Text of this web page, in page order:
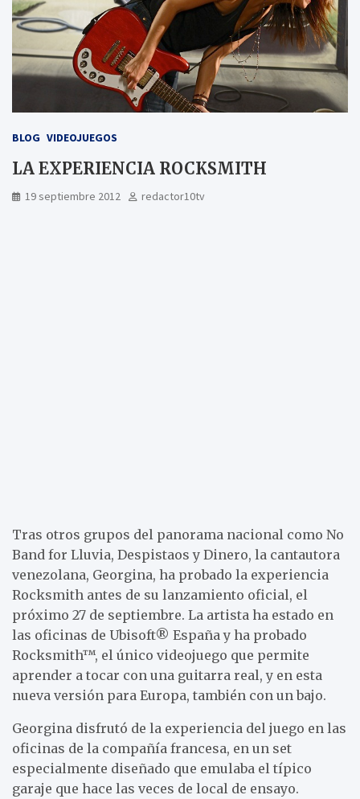
BLOG VIDEOJUEGOS
LA EXPERIENCIA ROCKSMITH
19 septiembre 2012 redactor10tv
Tras otros grupos del panorama nacional como No
Band for Lluvia, Despistaos y Dinero, la cantautora
venezolana, Georgina, ha probado la experiencia
Rocksmith antes de su lanzamiento oficial, el
próximo 27 de septiembre. La artista ha estado en
las oficinas de Ubisoft® España y ha probado
Rocksmith™, el único videojuego que permite
aprender a tocar con una guitarra real, y en esta
nueva versión para Europa, también con un bajo.
Georgina disfrutó de la experiencia del juego en las
oficinas de la compañía francesa, en un set
especialmente diseñado que emulaba el típico
garaje que hace las veces de local de ensayo.